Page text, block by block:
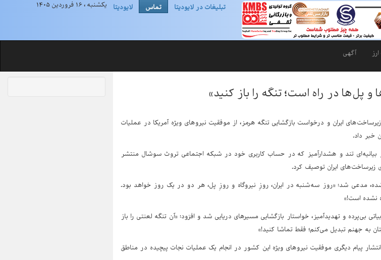
تبلیغات در لایودیتا تماس لایودیتا یکشنبه ، ۱۶ فروردین ۱۴۰۵
آگهی
و پل‌ها در راه است؛ تنگه را باز کنید»
ایران و درخواست بازگشایی تنگه هرمز، از موفقیت نیروهای ویژه آمریکا در عملیات
خبر داد.
بیانیه‌ای تند و هشدارآمیز که در حساب کاربری خود در شبکه اجتماعی تروث سوشال منتشر
ایران توصیف کرد.
مدعی شد: «روز سه‌شنبه در ایران، روزِ "نیروگاه" و روزِ "پل"، هر دو در یک روز خواهد بود.
نشده است!»
بی‌پرده و تهدیدآمیز، خواستار بازگشایی مسیرهای دریایی شد و افزود: «آن تنگه لعنتی را باز
به جهنم تبدیل می‌کنم؛ فقط تماشا کنید!»
پیام دیگری موفقیت نیروهای ویژه‌ این کشور در انجام یک عملیات نجات پیچیده در مناطق